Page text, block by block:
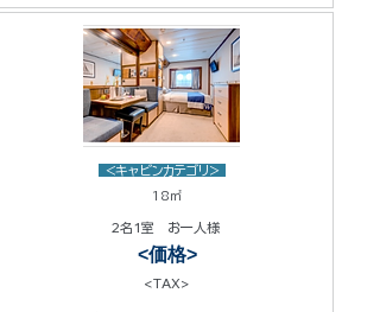
<キャビンカテゴリ>
18㎡
2名1室 お一人様
<価格>
<TAX>